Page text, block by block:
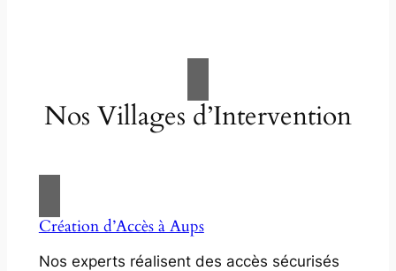
Nos Villages d’Intervention
Création d’Accès à Aups
Nos experts réalisent des accès sécurisés